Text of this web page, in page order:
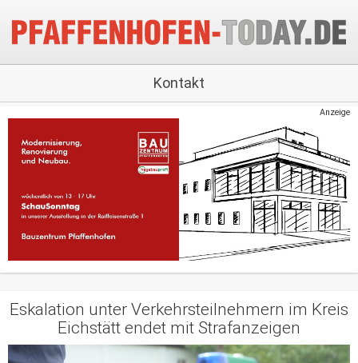
Kontakt
Anzeige
Eskalation unter Verkehrsteilnehmern im Kreis
Eichstätt endet mit Strafanzeigen